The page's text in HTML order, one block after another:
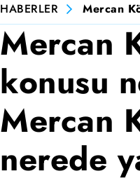
HABERLER Mercan
Mercan
konusu
Mercan
nerede